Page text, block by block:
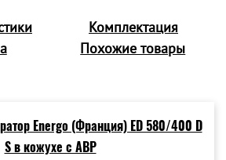
Комплектация
Похожие товары